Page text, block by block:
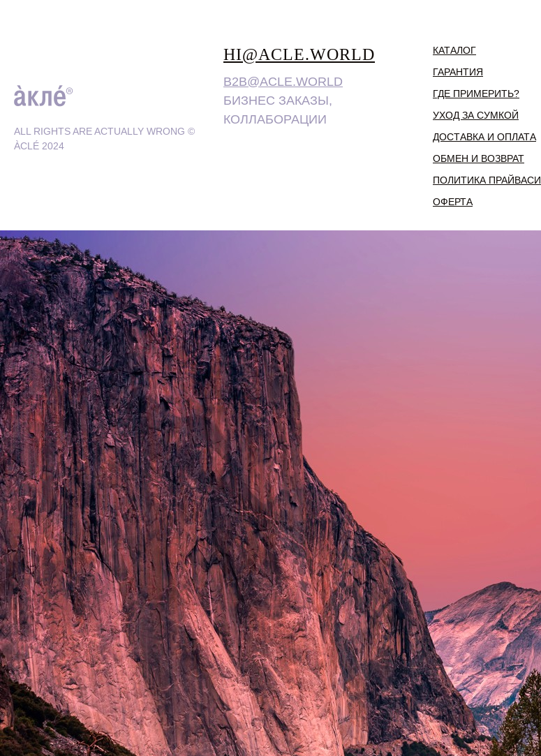
ALL RIGHTS ARE ACTUALLY WRONG ©
ÀCLÉ 2024
HI@ACLE.WORLD
B2B@ACLE.WORLD
БИЗНЕС ЗАКАЗЫ,
КОЛЛАБОРАЦИИ
КАТАЛОГ
ГАРАНТИЯ
ГДЕ ПРИМЕРИТЬ?
УХОД ЗА СУМКОЙ
ДОСТАВКА И ОПЛАТА
ОБМЕН И ВОЗВРАТ
ПОЛИТИКА ПРАЙВАСИ
ОФЕРТА